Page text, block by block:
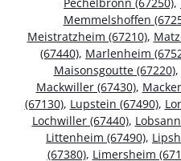
Memmelshoffen
Meistratzheim (67210),
(67440), Marlenheim
Maisonsgoutte (67220),
Mackwiller (67430),
(67130), Lupstein (67490),
Lochwiller (67440),
Littenheim (67490),
(67380), Limersheim